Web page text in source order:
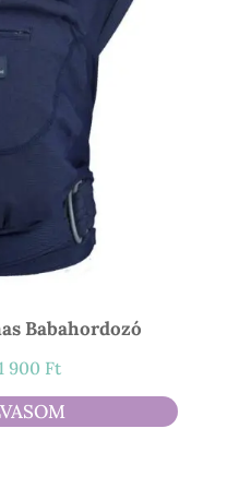
Babahordozó
900 FtÁrtartomány:
6
900 Ft